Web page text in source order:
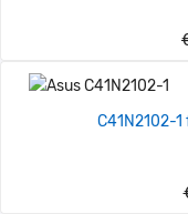
C41N2102-1